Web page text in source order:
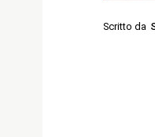
Scritto da